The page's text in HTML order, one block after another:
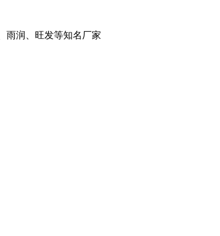
雨润、旺发等知名厂家